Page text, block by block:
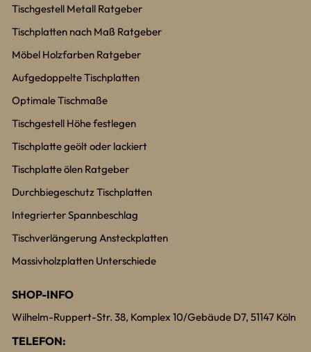
Tischgestell Metall Ratgeber
Tischplatten nach Maß Ratgeber
Möbel Holzfarben Ratgeber
Aufgedoppelte Tischplatten
Optimale Tischmaße
Tischgestell Höhe festlegen
Tischplatte geölt oder lackiert
Tischplatte ölen Ratgeber
Durchbiegeschutz Tischplatten
Integrierter Spannbeschlag
Tischverlängerung Ansteckplatten
Massivholzplatten Unterschiede
SHOP-INFO
Wilhelm-Ruppert-Str. 38, Komplex 10/Gebäude D7, 51147 Köln
TELEFON: